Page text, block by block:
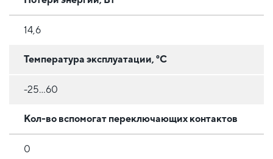
14,6
Температура эксплуатации, °C
-25...60
Кол-во вспомогат переключающих контактов
0